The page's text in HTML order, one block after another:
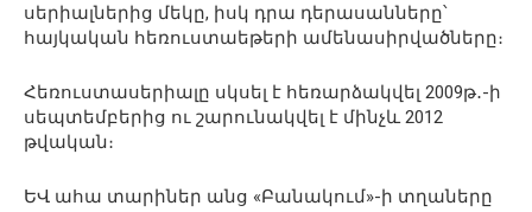
սերիալներից մեկը, իսկ դրա դերասանները՝
հայկական հեռուստաեթերի ամենասիրվածները։
Հեռուստասերիալը սկսել է հեռարձակվել 2009թ․-ի
սեպտեմբերից ու շարունակվել է մինչև 2012
թվական։
ԵՎ ահա տարիներ անց «Բանակում»-ի տղաները